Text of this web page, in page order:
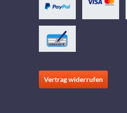
Vertrag widerrufen